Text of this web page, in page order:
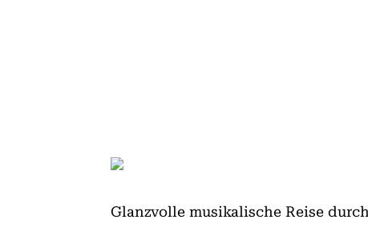
Glanzvolle musikalische Reise